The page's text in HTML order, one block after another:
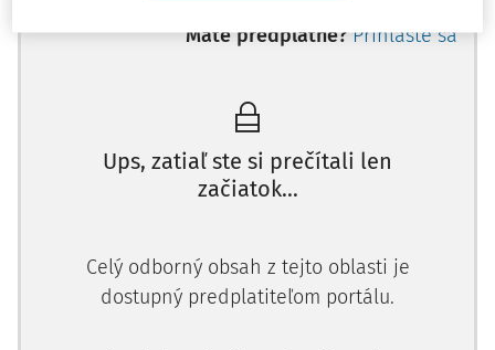
Máte predplatné? Prihláste sa
Ups, zatiaľ ste si prečítali len
začiatok...
Celý odborný obsah z tejto oblasti je
dostupný predplatiteľom portálu.